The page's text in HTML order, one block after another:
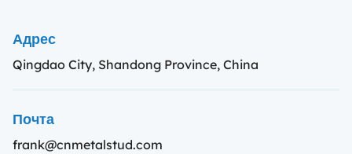
Адрес
Qingdao City, Shandong Province, China
Почта
frank@cnmetalstud.com